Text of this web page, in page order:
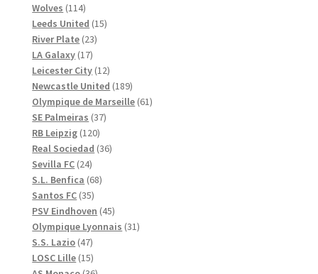
Wolves 114114
produkter
Leeds United 1515
River Plate 2323
LA Galaxy 1717
produkter
Leicester City 1212
produkter
Newcastle United 189189
produkter
Olympique de Marseille 6161
SE Palmeiras 3737
RB Leipzig 120120
produkter
Real Sociedad 3636
Sevilla FC 2424
produkter
S.L. Benfica 6868
Santos FC 3535
produkter
PSV Eindhoven 4545
produkter
Olympique Lyonnais 3131
S.S. Lazio 4747
produkter
LOSC Lille 1515